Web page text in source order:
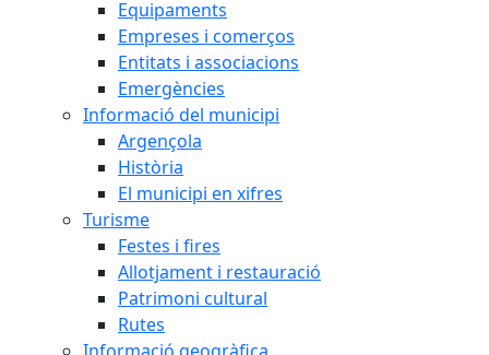
Equipaments
Empreses i comerços
Entitats i associacions
Emergències
Informació del municipi
Argençola
Història
El municipi en xifres
Turisme
Festes i fires
Allotjament i restauració
Patrimoni cultural
Rutes